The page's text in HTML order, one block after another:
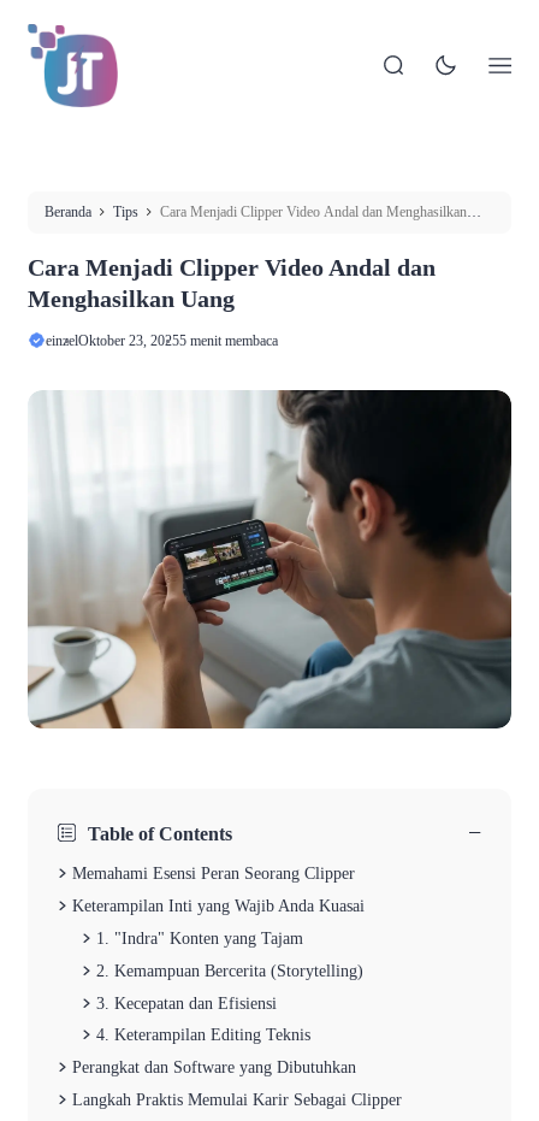
Beranda Tips
Cara Menjadi Clipper Video Andal dan Menghasilkan
Cara Menjadi Clipper Video Andal dan
Menghasilkan Uang
einzelOktober 23, 20255 menit membaca
Table of Contents −
Memahami Esensi Peran Seorang Clipper
Keterampilan Inti yang Wajib Anda Kuasai
1. "Indra" Konten yang Tajam
2. Kemampuan Bercerita (Storytelling)
3. Kecepatan dan Efisiensi
4. Keterampilan Editing Teknis
Perangkat dan Software yang Dibutuhkan
Langkah Praktis Memulai Karir Sebagai Clipper